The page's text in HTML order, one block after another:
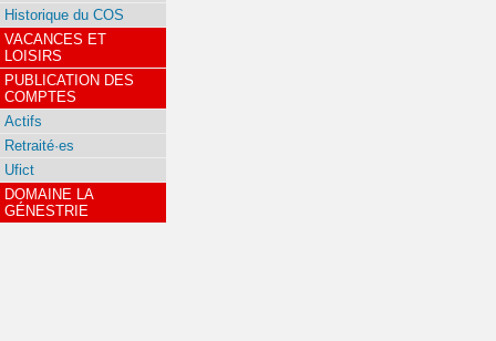
Historique du COS
VACANCES ET
LOISIRS
PUBLICATION DES
COMPTES
Actifs
Retraité·es
Ufict
DOMAINE LA
GÉNESTRIE